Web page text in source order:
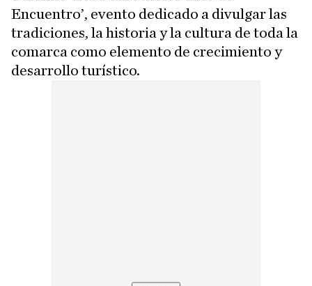
Encuentro’, evento dedicado a divulgar las
tradiciones, la historia y la cultura de toda la
comarca como elemento de crecimiento y
desarrollo turístico.